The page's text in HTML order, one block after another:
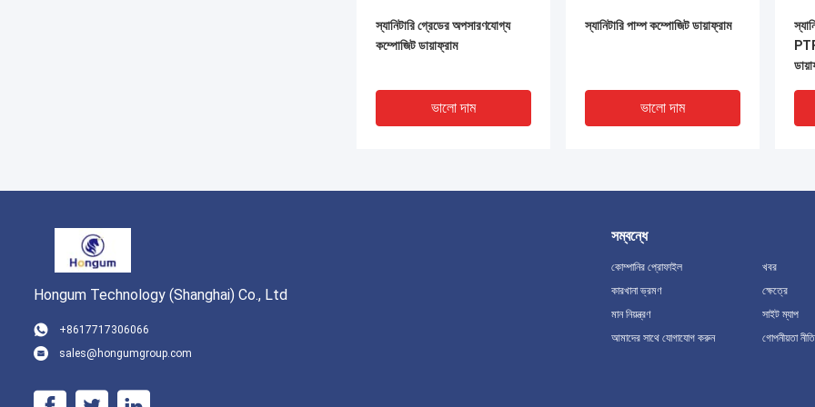
স্যানিটারি গ্রেডের অপসারণযোগ্য
কম্পোজিট ডায়াফ্রাম
ভালো দাম
স্যানিটারি পাম্প কম্পোজিট ডায়াফ্রাম
ভালো দাম
Hongum Technology (Shanghai) Co., Ltd
+8617717306066
sales@hongumgroup.com
সম্বন্ধে
কোম্পানির প্রোফাইল
কারখানা ভ্রমণ
মান নিয়ন্ত্রণ
আমাদের সাথে যোগাযোগ করুন
খবর
ক্ষেত্রে
সাইট ম্যাপ
গোপনীয়তা নীতি